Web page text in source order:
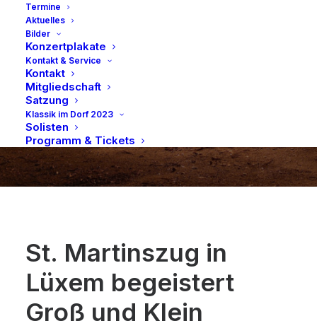
Termine
Aktuelles
Bilder
Konzertplakate
Kontakt & Service
Kontakt
Mitgliedschaft
Satzung
Klassik im Dorf 2023
Solisten
Programm & Tickets
St. Martinszug in
Lüxem begeistert
Groß und Klein